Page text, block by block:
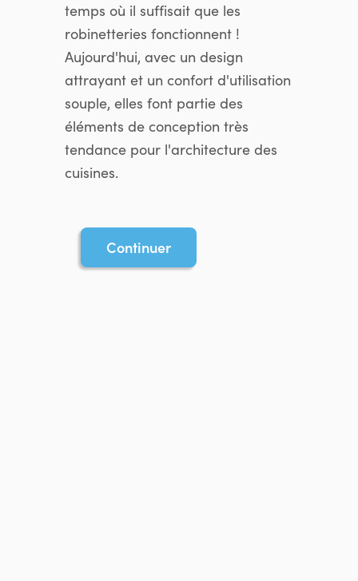
temps où il suffisait que les
robinetteries fonctionnent !
Aujourd'hui, avec un design
attrayant et un confort d'utilisation
souple, elles font partie des
éléments de conception très
tendance pour l'architecture des
cuisines.
Continuer